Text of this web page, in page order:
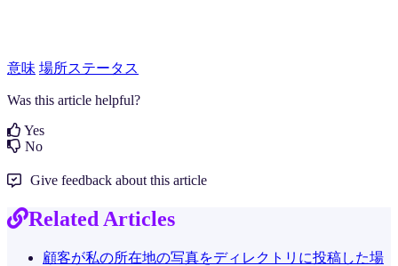
意味 場所ステータス
Was this article helpful?
Yes
No
Give feedback about this article
Related Articles
顧客が私の所在地の写真をディレクトリに投稿した場